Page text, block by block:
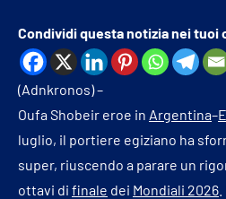
Condividi questa notizia nei tuoi
(Adnkronos) –
Oufa Shobeir eroe in Argentina–
luglio, il portiere egiziano ha
super, riuscendo a parare un
ottavi di finale dei Mondiali 2026